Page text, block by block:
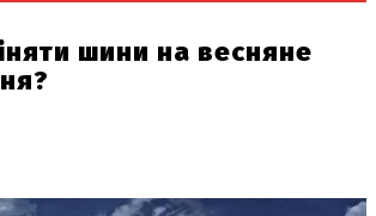
шини на весняне